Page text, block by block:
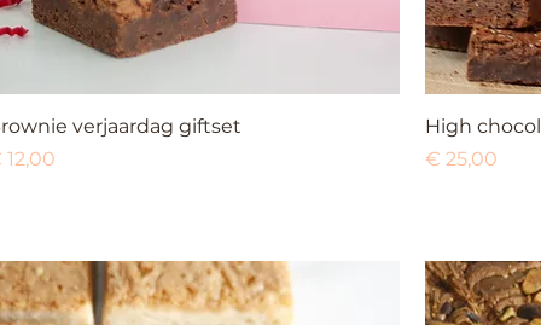
verjaardag giftset
High
Prijs
€ 25,00